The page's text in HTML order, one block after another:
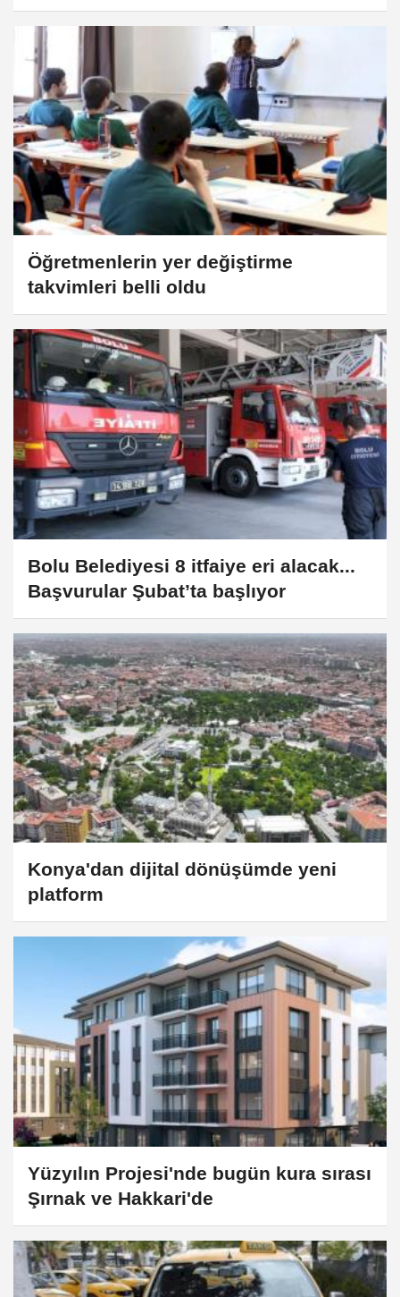
Öğretmenlerin yer değiştirme
takvimleri belli oldu
Bolu Belediyesi 8 itfaiye eri alacak...
Başvurular Şubat’ta başlıyor
Konya'dan dijital dönüşümde yeni
platform
Yüzyılın Projesi'nde bugün kura sırası
Şırnak ve Hakkari'de